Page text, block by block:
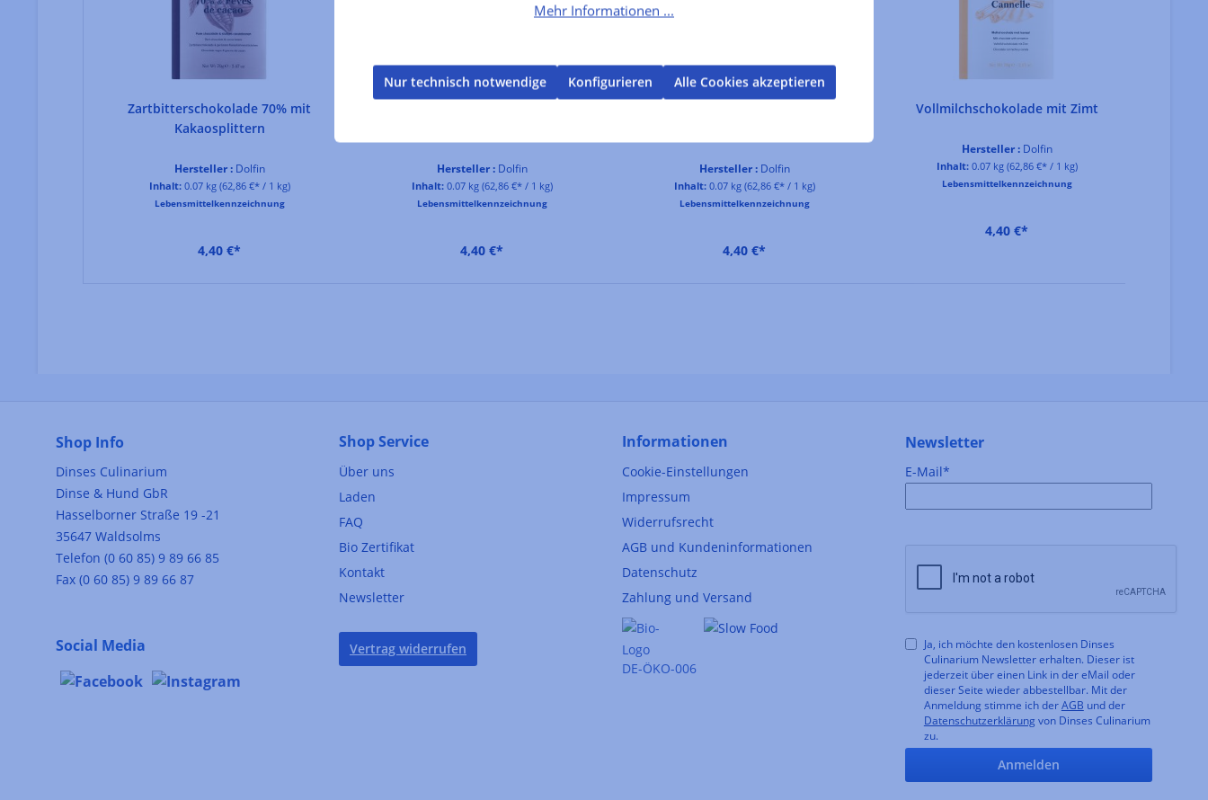
Zartbitterschokolade 70% mit
Kakaosplittern
Hersteller :Dolfin
Inhalt: 0.07 kg (62,86 €* / 1 kg)
Lebensmittelkennzeichnung
4,40 €*
Hersteller :Dolfin
Inhalt: 0.07 kg (62,86 €* / 1 kg)
Lebensmittelkennzeichnung
4,40 €*
Hersteller :Dolfin
Inhalt: 0.07 kg (62,86 €* / 1 kg)
Lebensmittelkennzeichnung
4,40 €*
Vollmilchschokolade mit Zimt
Hersteller :Dolfin
Inhalt: 0.07 kg (62,86 €* / 1 kg)
Lebensmittelkennzeichnung
4,40 €*
Shop Info
Dinses Culinarium
Dinse & Hund GbR
Hasselborner Straße 19 -21
35647 Waldsolms
Telefon (0 60 85) 9 89 66 85
Fax (0 60 85) 9 89 66 87
Social Media
Shop Service
Über uns
Laden
FAQ
Bio Zertifikat
Kontakt
Newsletter
Vertrag widerrufen
Informationen
Cookie-Einstellungen
Impressum
Widerrufsrecht
AGB und Kundeninformationen
Datenschutz
Zahlung und Versand
DE-ÖKO-006
Newsletter
E-Mail*
Ja, ich möchte den kostenlosen Dinses
Culinarium Newsletter erhalten. Dieser ist
jederzeit über einen Link in der eMail oder
dieser Seite wieder abbestellbar. Mit der
Anmeldung stimme ich derAGB und der
Datenschutzerklärung von Dinses Culinarium
zu.
Anmelden
Mehr Informationen ...
Nur technisch notwendige Konfigurieren Alle Cookies akzeptieren